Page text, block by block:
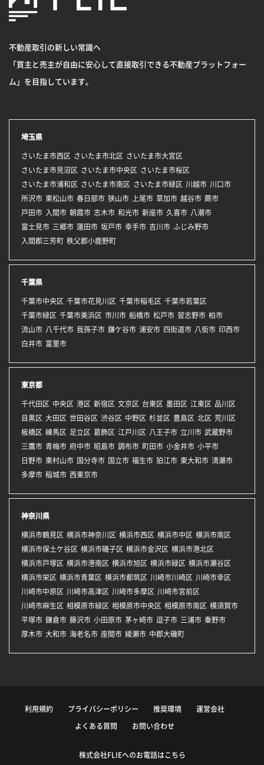
不動産取引の新しい常識へ
「買主と売主が自由に安心して直接取引できる不動産プラットフォー
ム」を目指しています。
埼玉県
さいたま市西区 さいたま市北区
さいたま市大宮区
さいたま市見沼区
さいたま市中央区
さいたま市桜区
さいたま市浦和区
さいたま市南区 さいたま市緑区 川越市 川口市
所沢市 東松山市 春日部市 狭山市 上尾市 草加市 越谷市 蕨市
戸田市 入間市 朝霞市 志木市 和光市 新座市 久喜市 八潮市
富士見市 三郷市 蓮田市 坂戸市 幸手市 吉川市 ふじみ野市
入間郡三芳町 秩父郡小鹿野町
千葉県
千葉市中央区 千葉市花見川区 千葉市稲毛区 千葉市若葉区
千葉市緑区 千葉市美浜区 市川市 船橋市 松戸市 習志野市 柏市
流山市 八千代市 我孫子市 鎌ケ谷市 浦安市 四街道市 八街市 印西市
白井市 富里市
東京都
千代田区 中央区 港区 新宿区 文京区 台東区 墨田区 江東区 品川区
目黒区 大田区 世田谷区 渋谷区 中野区 杉並区 豊島区 北区 荒川区
板橋区 練馬区 足立区 葛飾区 江戸川区 八王子市 立川市 武蔵野市
三鷹市 青梅市 府中市 昭島市 調布市 町田市 小金井市 小平市
日野市 東村山市 国分寺市 国立市 福生市 狛江市 東大和市 清瀬市
多摩市 稲城市 西東京市
神奈川県
横浜市鶴見区 横浜市神奈川区 横浜市西区 横浜市中区 横浜市南区
横浜市保土ケ谷区 横浜市磯子区 横浜市金沢区 横浜市港北区
横浜市戸塚区 横浜市港南区 横浜市旭区 横浜市緑区 横浜市瀬谷区
横浜市栄区 横浜市青葉区 横浜市都筑区 川崎市川崎区 川崎市幸区
川崎市中原区 川崎市高津区 川崎市多摩区 川崎市宮前区
川崎市麻生区 相模原市緑区 相模原市中央区 相模原市南区 横須賀市
平塚市 鎌倉市 藤沢市 小田原市 茅ヶ崎市 逗子市 三浦市 秦野市
厚木市 大和市 海老名市 座間市 綾瀬市 中郡大磯町
利用規約 プライバシーポリシー 推奨環境 運営会社
よくある質問 お問い合わせ
株式会社FLIEへのお電話はこちら